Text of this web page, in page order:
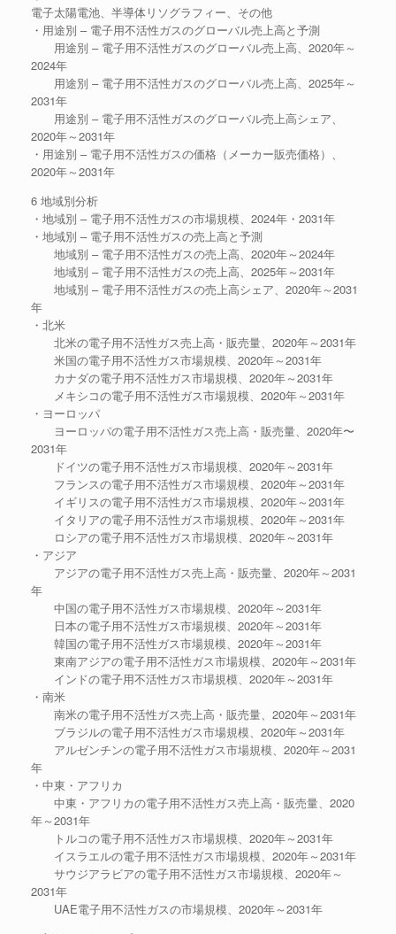
電子太陽電池、半導体リソグラフィー、その他
・用途別 – 電子用不活性ガスのグローバル売上高と予測
用途別 – 電子用不活性ガスのグローバル売上高、2020年～
2024年
用途別 – 電子用不活性ガスのグローバル売上高、2025年～
2031年
用途別 – 電子用不活性ガスのグローバル売上高シェア、
2020年～2031年
・用途別 – 電子用不活性ガスの価格（メーカー販売価格）、
2020年～2031年
6 地域別分析
・地域別 – 電子用不活性ガスの市場規模、2024年・2031年
・地域別 – 電子用不活性ガスの売上高と予測
地域別 – 電子用不活性ガスの売上高、2020年～2024年
地域別 – 電子用不活性ガスの売上高、2025年～2031年
地域別 – 電子用不活性ガスの売上高シェア、2020年～2031
年
・北米
北米の電子用不活性ガス売上高・販売量、2020年～2031年
米国の電子用不活性ガス市場規模、2020年～2031年
カナダの電子用不活性ガス市場規模、2020年～2031年
メキシコの電子用不活性ガス市場規模、2020年～2031年
・ヨーロッパ
ヨーロッパの電子用不活性ガス売上高・販売量、2020年〜
2031年
ドイツの電子用不活性ガス市場規模、2020年～2031年
フランスの電子用不活性ガス市場規模、2020年～2031年
イギリスの電子用不活性ガス市場規模、2020年～2031年
イタリアの電子用不活性ガス市場規模、2020年～2031年
ロシアの電子用不活性ガス市場規模、2020年～2031年
・アジア
アジアの電子用不活性ガス売上高・販売量、2020年～2031
年
中国の電子用不活性ガス市場規模、2020年～2031年
日本の電子用不活性ガス市場規模、2020年～2031年
韓国の電子用不活性ガス市場規模、2020年～2031年
東南アジアの電子用不活性ガス市場規模、2020年～2031年
インドの電子用不活性ガス市場規模、2020年～2031年
・南米
南米の電子用不活性ガス売上高・販売量、2020年～2031年
ブラジルの電子用不活性ガス市場規模、2020年～2031年
アルゼンチンの電子用不活性ガス市場規模、2020年～2031
年
・中東・アフリカ
中東・アフリカの電子用不活性ガス売上高・販売量、2020
年～2031年
トルコの電子用不活性ガス市場規模、2020年～2031年
イスラエルの電子用不活性ガス市場規模、2020年～2031年
サウジアラビアの電子用不活性ガス市場規模、2020年～
2031年
UAE電子用不活性ガスの市場規模、2020年～2031年